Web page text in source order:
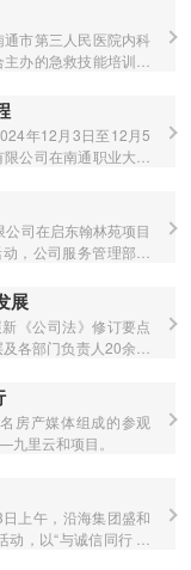
市第三人民医院内科
办的急救技能培训活
年12月3日至12月5
公司在南通职业大学
司在启东翰林苑项目
，公司服务管理部、
项目间取长补短共同
悦家品牌。
展
《公司法》修订要点
各部门负责人20余人
房产媒体组成的参观
里云和项目。
上午，沿海集团盛和
，以“与诚信同行 树